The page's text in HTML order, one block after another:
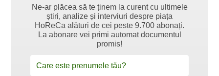
Ne-ar plăcea să te ținem la curent cu ultimele
știri, analize și interviuri despre piața
HoReCa alături de cei peste 9.700 abonați.
La abonare vei primi automat documentul
promis!